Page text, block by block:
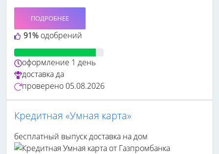
91% одобрений
ПОДРОБНЕЕ
оформление 1 день
доставкада
проверено 05.08.2026
Кредитная «Умная карта»
бесплатный выпускдоставка на дом